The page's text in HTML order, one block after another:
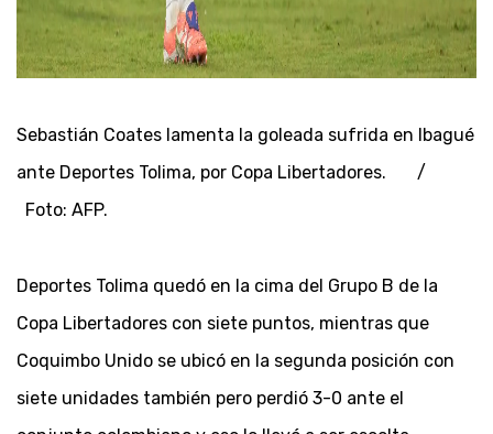
Sebastián Coates lamenta la goleada sufrida en Ibagué
ante Deportes Tolima, por Copa Libertadores. /
Foto: AFP.
Deportes Tolima quedó en la cima del Grupo B de la
Copa Libertadores con siete puntos, mientras que
Coquimbo Unido se ubicó en la segunda posición con
siete unidades también pero perdió 3-0 ante el